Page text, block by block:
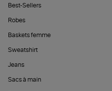
Best-Sellers
Robes
Baskets femme
Sweatshirt
Jeans
Sacs à main